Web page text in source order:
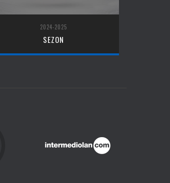
2024-2025
SEZON